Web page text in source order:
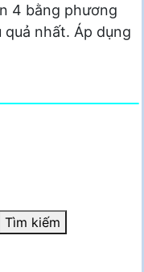
4 bằng phương
nhất. Áp dụng
Tìm kiếm